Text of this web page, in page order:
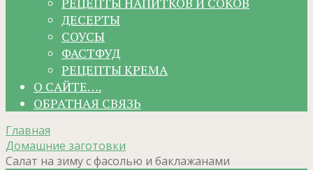
ДЕСЕРТЫ
СОУСЫ
ФАСТФУД
РЕЦЕПТЫ КРЕМА
О САЙТЕ….
ОБРАТНАЯ СВЯЗЬ
Главная
Домашние заготовки
Салат на зиму с фасолью и баклажанами